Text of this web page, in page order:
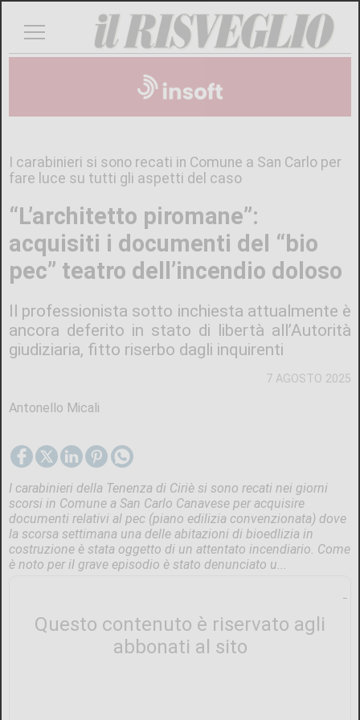
7 AGOSTO 2025
I carabinieri si sono recati in Comune a San Carlo per
fare luce su tutti gli aspetti del caso
“L’architetto piromane”:
acquisiti i documenti del “bio
pec” teatro dell’incendio doloso
Il professionista sotto inchiesta attualmente è
ancora deferito in stato di libertà all’Autorità
giudiziaria, fitto riserbo dagli inquirenti
Antonello Micali
I carabinieri della Tenenza di Ciriè si sono recati nei giorni
scorsi in Comune a San Carlo Canavese per acquisire
documenti relativi al pec (piano edilizia convenzionata) dove
la scorsa settimana una delle abitazioni di bioedlizia in
costruzione è stata oggetto di un attentato incendiario. Come
è noto per il grave episodio è stato denunciato u...
Questo contenuto è riservato agli
abbonati al sito